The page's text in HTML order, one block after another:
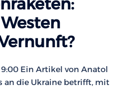
Ein Artikel von Anatol
an die Ukraine betrifft, mit